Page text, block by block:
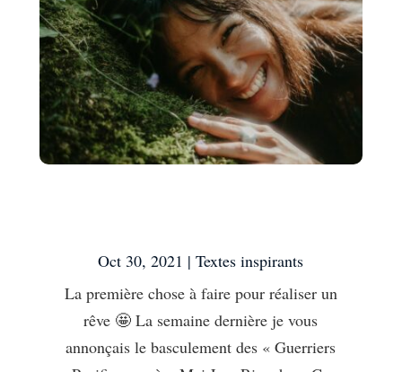
Oct 30, 2021 |Textes inspirants
La première chose à faire pour réaliser un
rêve 🤩 La semaine dernière je vous
annonçais le basculement des « Guerriers